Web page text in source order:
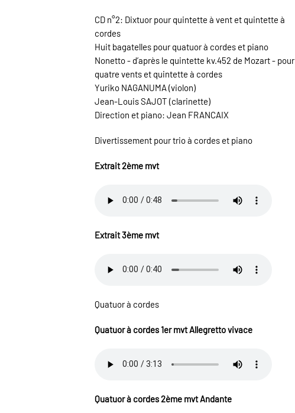
CD n°2: Dixtuor pour quintette à vent et quintette à
cordes
Huit bagatelles pour quatuor à cordes et piano
Nonetto - d’après le quintette kv.452 de Mozart - pour
quatre vents et quintette à cordes
Yuriko NAGANUMA (violon)
Jean-Louis SAJOT (clarinette)
Direction et piano: Jean FRANCAIX
Divertissement pour trio à cordes et piano
Extrait 2ème mvt
Extrait 3ème mvt
Quatuor à cordes
Quatuor à cordes 1er mvt Allegretto vivace
Quatuor à cordes 2ème mvt Andante